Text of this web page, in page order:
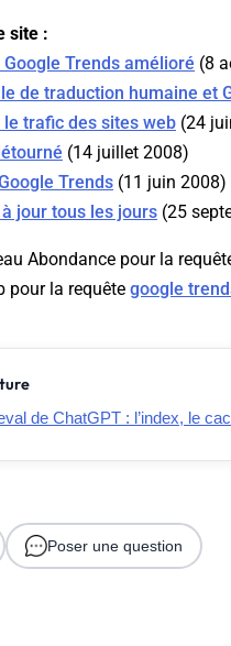
site :
Trends amélioré (8
de traduction humaine et
trafic des sites web (24
(14 juillet 2008)
Trends (11 juin 2008)
jour tous les jours (25
Abondance pour la
pour la requête google
de ChatGPT : l’index, le
Poser une question